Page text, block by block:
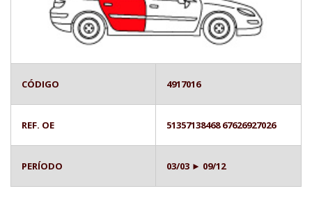
CÓDIGO 4917016
REF. OE 51357138468 67626927026
PERÍODO 03/03 ► 09/12